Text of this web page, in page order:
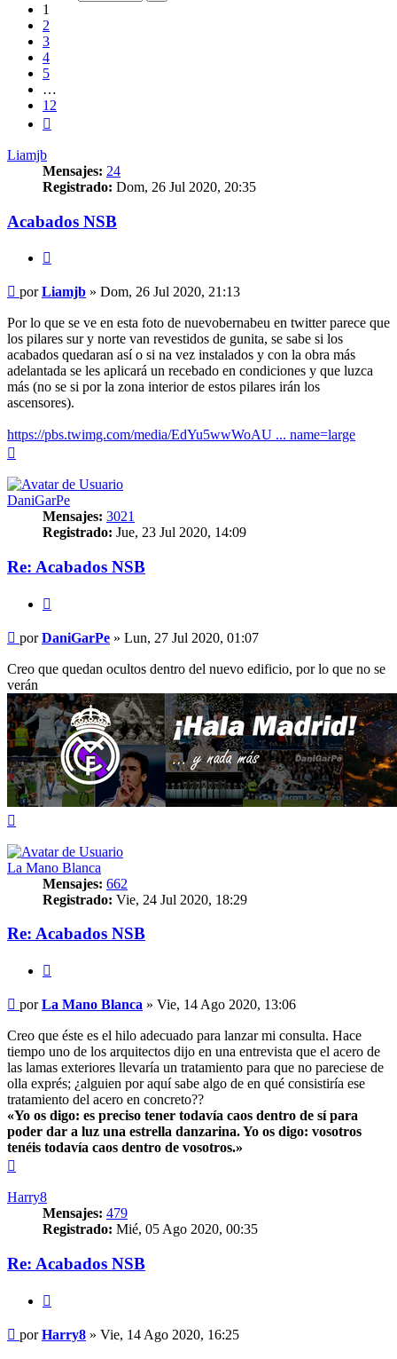
1
2
3
4
5
…
12
Liamjb
Mensajes: 24
Registrado: Dom, 26 Jul 2020, 20:35
Acabados NSB
Mensaje
porLiamjb » Dom, 26 Jul 2020, 21:13
Por lo que se ve en esta foto de nuevobernabeu en twitter parece que
los pilares sur y norte van revestidos de gunita, se sabe si los
acabados quedaran así o si na vez instalados y con la obra más
adelantada se les aplicará un recebado en condiciones y que luzca
más (no se si por la zona interior de estos pilares irán los
ascensores).
https://pbs.twimg.com/media/EdYu5wwWoAU ... name=large
DaniGarPe
Mensajes: 3021
Registrado: Jue, 23 Jul 2020, 14:09
Re: Acabados NSB
Mensaje
porDaniGarPe » Lun, 27 Jul 2020, 01:07
Creo que quedan ocultos dentro del nuevo edificio, por lo que no se
verán
La Mano Blanca
Mensajes: 662
Registrado: Vie, 24 Jul 2020, 18:29
Re: Acabados NSB
Mensaje
porLa Mano Blanca » Vie, 14 Ago 2020, 13:06
Creo que éste es el hilo adecuado para lanzar mi consulta. Hace
tiempo uno de los arquitectos dijo en una entrevista que el acero de
las lamas exteriores llevaría un tratamiento para que no pareciese de
olla exprés; ¿alguien por aquí sabe algo de en qué consistiría ese
tratamiento del acero en concreto??
«Yo os digo: es preciso tener todavía caos dentro de sí para
poder dar a luz una estrella danzarina. Yo os digo: vosotros
tenéis todavía caos dentro de vosotros.»
Harry8
Mensajes: 479
Registrado: Mié, 05 Ago 2020, 00:35
Re: Acabados NSB
Mensaje
porHarry8 » Vie, 14 Ago 2020, 16:25